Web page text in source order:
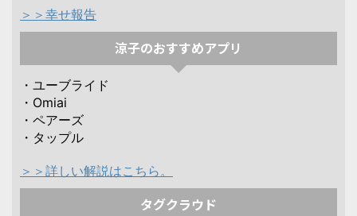
＞＞幸せ報告
涼子のおすすめアプリ
・ユーブライド
・Omiai
・ペアーズ
・タップル
＞＞詳しい解説はこちら。
タグクラウド